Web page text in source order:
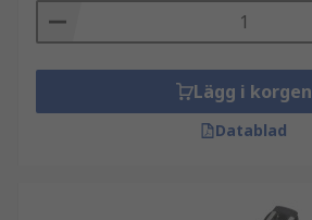
Lägg i korgen
Datablad